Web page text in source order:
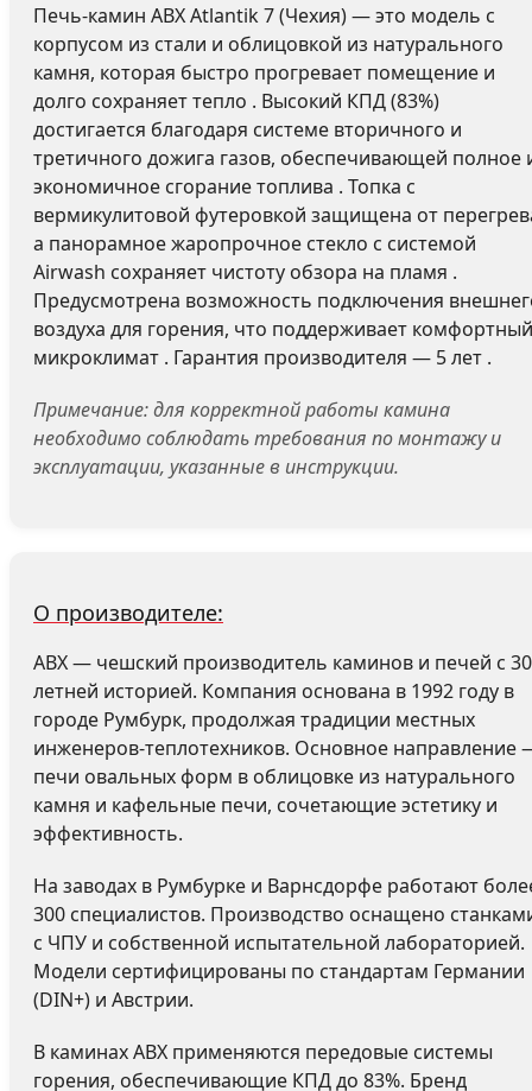
Печь-камин ABX Atlantik 7 (Чехия) — это модель с
корпусом из стали и облицовкой из натурального
камня, которая быстро прогревает помещение и
долго сохраняет тепло . Высокий КПД (83%)
достигается благодаря системе вторичного и
третичного дожига газов, обеспечивающей полное
экономичное сгорание топлива . Топка с
вермикулитовой футеровкой защищена от
а панорамное жаропрочное стекло с системой
Airwash сохраняет чистоту обзора на пламя .
Предусмотрена возможность подключения
воздуха для горения, что поддерживает комфортный
микроклимат . Гарантия производителя — 5 лет .
Примечание: для корректной работы камина
необходимо соблюдать требования по монтажу и
эксплуатации, указанные в инструкции.
О производителе:
ABX — чешский производитель каминов и печей с
летней историей. Компания основана в 1992 году в
городе Румбурк, продолжая традиции местных
инженеров-теплотехников. Основное направление
печи овальных форм в облицовке из натурального
камня и кафельные печи, сочетающие эстетику и
эффективность.
На заводах в Румбурке и Варнсдорфе работают
300 специалистов. Производство оснащено
с ЧПУ и собственной испытательной лабораторией.
Модели сертифицированы по стандартам Германии
(DIN+) и Австрии.
В каминах ABX применяются передовые системы
горения, обеспечивающие КПД до 83%. Бренд